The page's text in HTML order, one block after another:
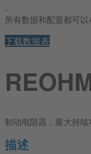
。
所有数据和配置都可以
下载数据表
制动电阻器，最大持
描述